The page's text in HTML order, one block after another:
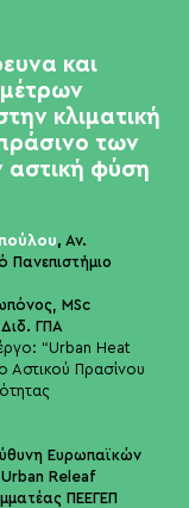
και
κλιματική
των
αστική φύση
, Αν.
Πανεπιστήμιο
MSc
ΓΠΑ
“Urban Heat
Αστικού Πρασίνου
Ευρωπαϊκών
Releaf
ΠΕΕΓΕΠ